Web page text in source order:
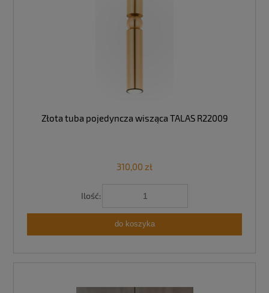
Złota tuba pojedyncza wisząca TALAS R22009
310,00 zł
Ilość:
do koszyka